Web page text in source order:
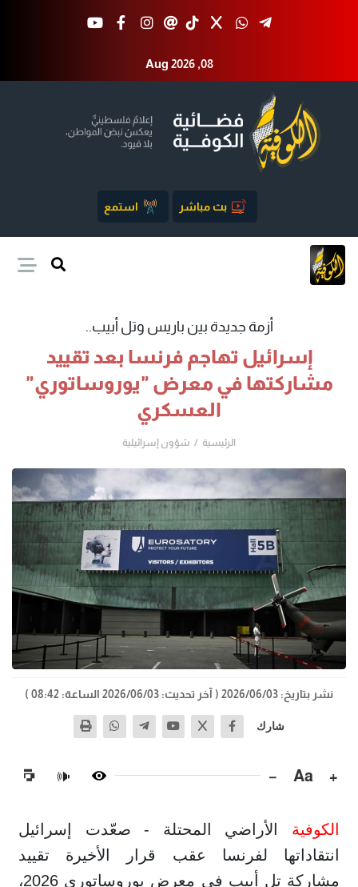
Aug 2026 ,08
بث مباشر استمع
أزمة جديدة بين باريس وتل أبيب..
إسرائيل تهاجم فرنسا بعد تقييد
مشاركتها في معرض "يوروساتوري"
العسكري
الرئيسية شؤون إسرائيلية
نشر بتاريخ: 2026/06/03 ( آخر تحديث: 2026/06/03 الساعة: 08:42 )
شارك
+
Aa
−
🔊
الكوفية الأراضي المحتلة - صعّدت إسرائيل
انتقاداتها لفرنسا عقب قرار الأخيرة تقييد
مشاركة تل أبيب في معرض يوروساتوري 2026،